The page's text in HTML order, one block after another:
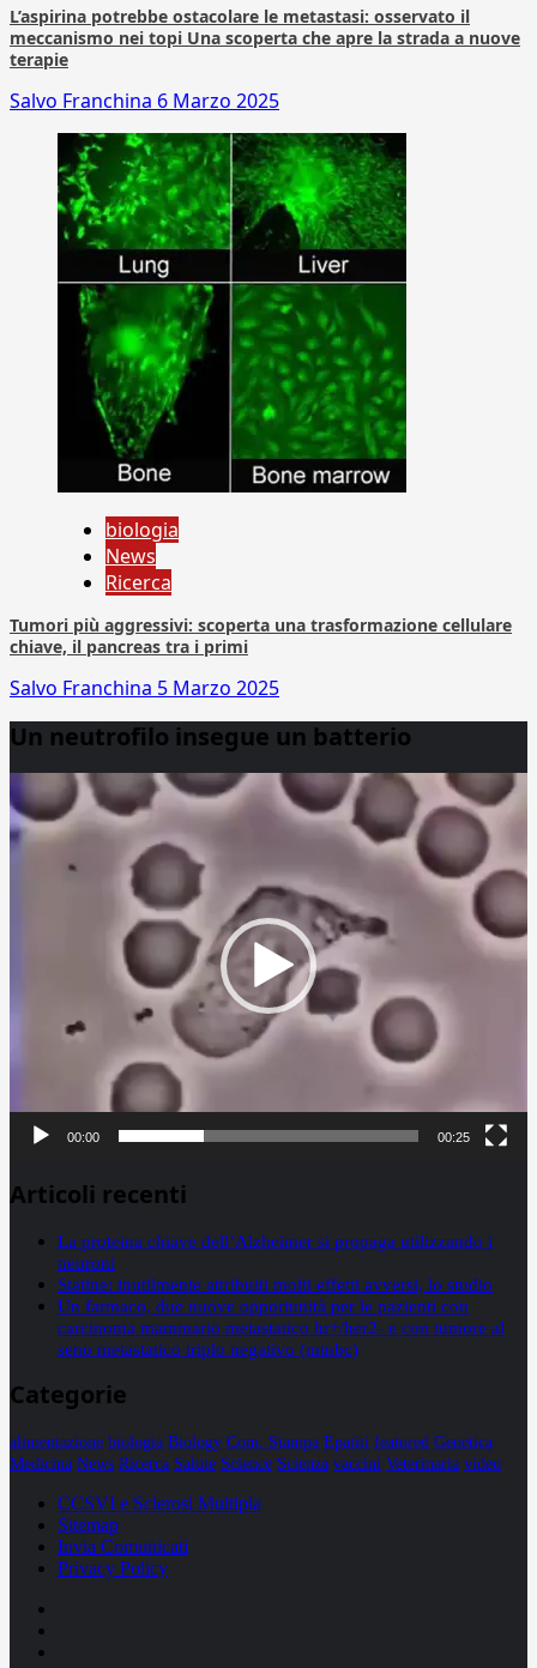
L’aspirina potrebbe ostacolare le metastasi: osservato il
meccanismo nei topi Una scoperta che apre la strada a nuove
terapie
Salvo Franchina 6 Marzo 2025
biologia
News
Ricerca
Tumori più aggressivi: scoperta una trasformazione cellulare
chiave, il pancreas tra i primi
Salvo Franchina 5 Marzo 2025
Un neutrofilo insegue un batterio
Player
00:00 00:25
Articoli recenti
La proteina chiave dell’Alzheimer si propaga utilizzando i
neuroni
Statine: inutilmente attribuiti molti effetti avversi, lo studio
Un farmaco, due nuove opportunità per le pazienti con
carcinoma mammario metastatico hr+/her2- e con tumore al
seno metastatico triplo negativo (mtnbc)
Categorie
alimentazione biologia Biology Com. Stampa Epatiti featured Genetica
Medicina News Ricerca Salute Science Scienza vaccini Veterinaria video
CCSVI e Sclerosi Multipla
Sitemap
Invia Comunicati
Privacy Policy